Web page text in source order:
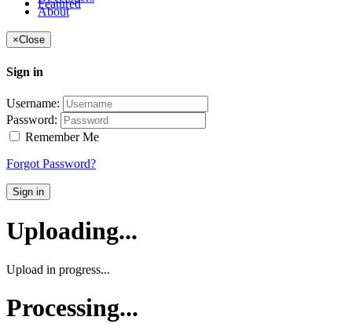
Featured
About
×Close
Sign in
Username:
Password:
Remember Me
Forgot Password?
Sign in
Uploading...
Upload in progress...
Processing...